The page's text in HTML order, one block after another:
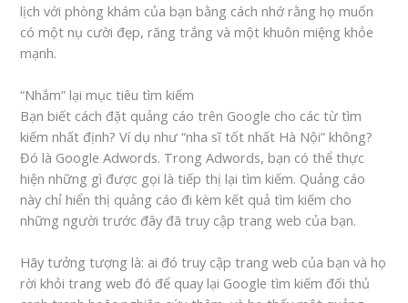
lịch với phòng khám của bạn bằng cách nhớ rằng họ muốn
có một nụ cười đẹp, răng trắng và một khuôn miệng khỏe
mạnh.
“Nhắm” lại mục tiêu tìm kiếm
Bạn biết cách đặt quảng cáo trên Google cho các từ tìm
kiếm nhất định? Ví dụ như “nha sĩ tốt nhất Hà Nội” không?
Đó là Google Adwords. Trong Adwords, bạn có thể thực
hiện những gì được gọi là tiếp thị lại tìm kiếm. Quảng cáo
này chỉ hiển thị quảng cáo đi kèm kết quả tìm kiếm cho
những người trước đây đã truy cập trang web của bạn.
Hãy tưởng tượng là: ai đó truy cập trang web của bạn và họ
rời khỏi trang web đó để quay lại Google tìm kiếm đối thủ